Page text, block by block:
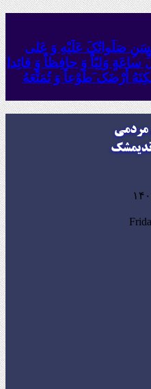
صَلَواتُکَ عَلَیْهِ وَ عَلى
وَلِیّاً وَ حافِظاً وَ قائِدا
أَرْضَک َطَوْعاً وَ تُمَتِّعَهُ